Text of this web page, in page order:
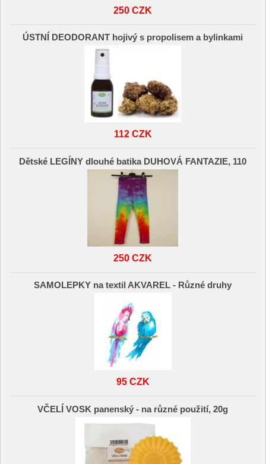
250 CZK
ÚSTNÍ DEODORANT hojivý s propolisem a bylinkami
112 CZK
Dětské LEGÍNY dlouhé batika DUHOVÁ FANTAZIE, 110
250 CZK
SAMOLEPKY na textil AKVAREL - Různé druhy
95 CZK
VČELÍ VOSK panenský - na různé použití, 20g